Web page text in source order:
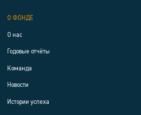
О ФОНДЕ
О нас
Годовые отчёты
Команда
Новости
Истории успеха